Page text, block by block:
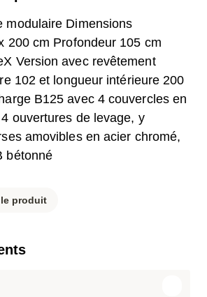
modulaire Dimensions
200 cm Profondeur 105 cm
Version avec revêtement
102 et longueur intérieure 200
B125 avec 4 couvercles en
ouvertures de levage, y
amovibles en acier chromé,
bétonné
produit